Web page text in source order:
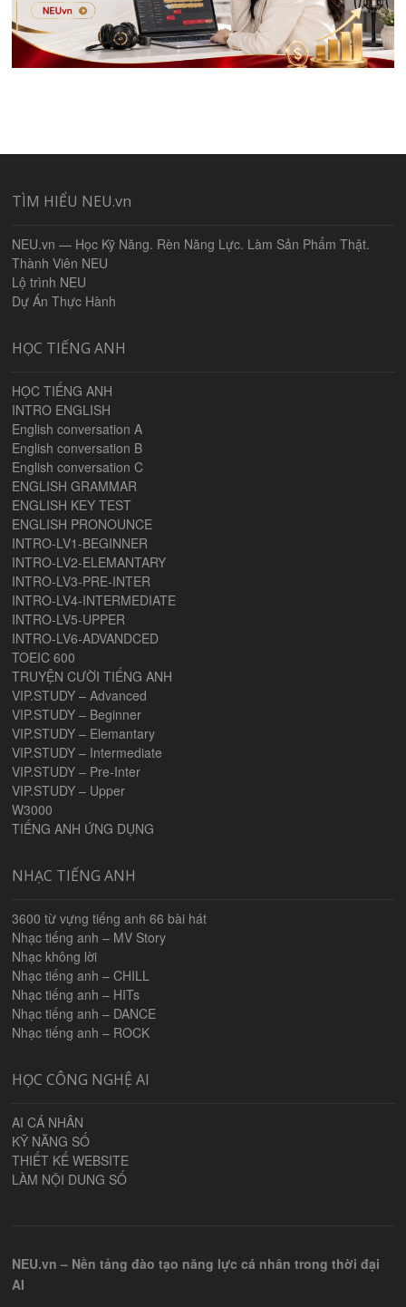
TÌM HIỂU NEU.vn
NEU.vn — Học Kỹ Năng. Rèn Năng Lực. Làm Sản Phẩm Thật.
Thành Viên NEU
Lộ trình NEU
Dự Án Thực Hành
HỌC TIẾNG ANH
HỌC TIẾNG ANH
INTRO ENGLISH
English conversation A
English conversation B
English conversation C
ENGLISH GRAMMAR
ENGLISH KEY TEST
ENGLISH PRONOUNCE
INTRO-LV1-BEGINNER
INTRO-LV2-ELEMANTARY
INTRO-LV3-PRE-INTER
INTRO-LV4-INTERMEDIATE
INTRO-LV5-UPPER
INTRO-LV6-ADVANDCED
TOEIC 600
TRUYỆN CƯỜI TIẾNG ANH
VIP.STUDY – Advanced
VIP.STUDY – Beginner
VIP.STUDY – Elemantary
VIP.STUDY – Intermediate
VIP.STUDY – Pre-Inter
VIP.STUDY – Upper
W3000
TIẾNG ANH ỨNG DỤNG
NHẠC TIẾNG ANH
3600 từ vựng tiếng anh 66 bài hát
Nhạc tiếng anh – MV Story
Nhạc không lời
Nhạc tiếng anh – CHILL
Nhạc tiếng anh – HITs
Nhạc tiếng anh – DANCE
Nhạc tiếng anh – ROCK
HỌC CÔNG NGHỆ AI
AI CÁ NHÂN
KỸ NĂNG SỐ
THIẾT KẾ WEBSITE
LÀM NỘI DUNG SỐ
NEU.vn – Nền tảng đào tạo năng lực cá nhân trong thời đại
AI